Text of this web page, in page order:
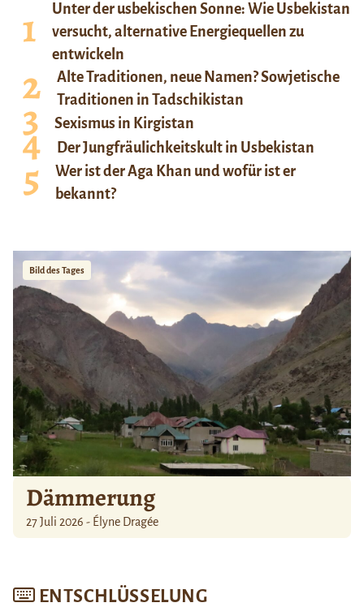
Unter der usbekischen Sonne: Wie Usbekistan
versucht, alternative Energiequellen zu
entwickeln
Alte Traditionen, neue Namen? Sowjetische
Traditionen in Tadschikistan
Sexismus in Kirgistan
Der Jungfräulichkeitskult in Usbekistan
Wer ist der Aga Khan und wofür ist er
bekannt?
Bild des Tages
Dämmerung
27 Juli 2026 - Élyne Dragée
ENTSCHLÜSSELUNG